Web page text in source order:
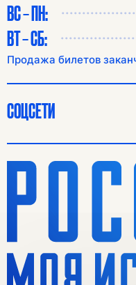
ВС – ПН:
ВТ – СБ:
Продажа билетов
СОЦСЕТИ